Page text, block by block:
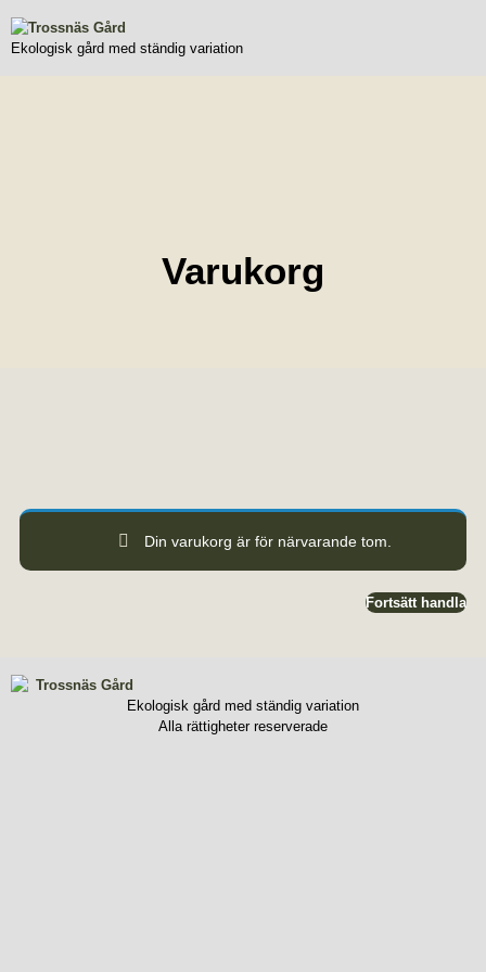
Ekologisk gård med ständig variation
Varukorg
Din varukorg är för närvarande tom.
Fortsätt handla
Ekologisk gård med ständig variation
Alla rättigheter reserverade